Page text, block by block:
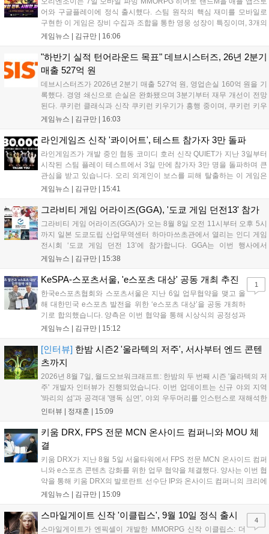
어와 구글플레이에 정식 출시했다. 스팀 원작의 핵심 재미를 모바일로
구현한 이 게임은 장비 수집과 조합을 통한 영웅 성장이 특징이며, 3개의
무기 스킬을 활용한 전략적 전투와 길드전 등 다양한 콘텐츠를 제공한
혜택을 지급하며, 상세 내용은 공식 라운지에서 확인할 수 있다. 이용자
는 게임 접속 및 주요 콘텐츠 플레이를 통해 성장을 지원받을 수 있다....
게임뉴스 | 김규만 | 16:06
"하반기 실적 턴어라운드 목표" 데브시스터즈, 26년 2분기
매출 527억 원
데브시스터즈가 2026년 2분기 매출 527억 원, 영업손실 160억 원을 기
록했다. 경영 쇄신으로 손실은 완화됐으며 3분기부터 재무 개선이 전망
된다. 쿠키런 클래식과 신작 쿠키런 키우기가 흥행 중이며, 쿠키런 키우
기는 13일 첫 업데이트를 시작으로 2주 간격의 콘텐츠를 제공한다. 또한
이다. 회사는 비용 효율화와 신작 흥행을 통해 하반기 실적 턴어라운드
를 이끌 방침이다....
게임뉴스 | 김규만 | 16:03
라인게임즈 신작 '콰이어트', 테스트 참가자 3만 돌파
라인게임즈가 개발 중인 협동 코미디 호러 신작 QUIET가 지난 3일부터
시작된 스팀 플레이 테스트에서 3일 만에 참가자 3만 명을 돌파하며 큰
관심을 받고 있습니다. 오리 외계인이 보스를 피해 탈출하는 이 게임은
최대 4인 협동을 지원하며, 소음 관리와 물리 법칙을 활용한 전략적 플레
을 개선 중이며, 상세 정보는 스팀 페이지에서 확인 가능합니다....
게임뉴스 | 김규만 | 15:41
그라비티 게임 어라이즈(GGA), '도쿄 게임 던전13' 참가
그라비티 게임 어라이즈(GGA)가 오는 8월 8일 오전 11시부터 오후 5시
까지 일본 도쿄도립 산업무역센터 하마마쓰초관에서 열리는 인디 게임
전시회 ‘도쿄 게임 던전 13’에 참가합니다. GGA는 이번 행사에서
‘JALECO ARCADE COLLECTION’ 시리즈의 미공개 작품 12종을 최초
입니다. 시연 참여 관람객에게는 선착순으로 특별 굿즈를 증정하며, 인
디 게임 생태계 활성화와 신규 타이틀 반응 확인을 목표로 합니다....
게임뉴스 | 김규만 | 15:38
KeSPA-스포츠서울, 'e스포츠 대상' 공동 개최 추진
한국e스포츠협회와 스포츠서울은 지난 6일 업무협약을 맺고 올
해 대한민국 e스포츠 발전을 위한 ‘e스포츠 대상’을 공동 개최하
기로 합의했습니다. 양측은 이번 협약을 통해 시상식의 공정성과
전문성을 강화하고 MZ세대를 겨냥한 미디어 영향력을 확대해 e
김영만 회장은 10년 만에 재추진되는 이번 시상식이 e스포츠의
성과와 가치를 널리 알리는 권위 있는 행사가 되도록 노력하겠다
고 밝혔습니다....
게임뉴스 | 김규만 | 15:12
1
[인터뷰] 한밤 시즌2 '울라텍의 저주', 서사부터 엔드 콘텐
츠까지
2026년 8월 7일, 월드오브워크래프트: 한밤의 두 번째 시즌 '울라텍의 저
주' 개발자 인터뷰가 진행되었습니다. 이번 업데이트는 신규 야외 지역
'똬리의 섬'과 공격대 '맹독 심연', 야외 우두머리를 인스턴스로 재해석한
'소굴'을 포함합니다. 개발진은 하우징 시스템 개선 및 신화+ 던전 로테이
를 표했습니다....
인터뷰 | 정재훈 | 15:09
키움 DRX, FPS 전문 MCN 온사이드 컴퍼니와 MOU 체
결
키움 DRX가 지난 8월 5일 서울타워에서 FPS 전문 MCN 온사이드 컴퍼
니와 e스포츠 콘텐츠 강화를 위한 업무 협약을 체결했다. 양사는 이번 협
약을 통해 키움 DRX의 발로란트 선수단 IP와 온사이드 컴퍼니의 크리에
이터 네트워크를 결합하여 정규 및 특별 콘텐츠를 공동 기획한다. 또한
오프라인 연계 프로그램을 순차적으로 선보이며 e스포츠 생태계 확장에
나설 계획이다....
게임뉴스 | 김규만 | 15:09
스마일게이트 신작 '이클립스', 9월 10일 정식 출시
스마일게이트가 엔픽셀이 개발한 MMORPG 신작 이클립스: 더
4